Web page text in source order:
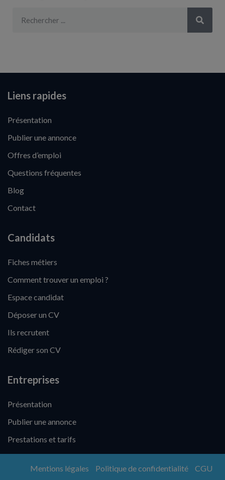
Liens rapides
Présentation
Publier une annonce
Offres d’emploi
Questions fréquentes
Blog
Contact
Candidats
Fiches métiers
Comment trouver un emploi ?
Espace candidat
Déposer un CV
Ils recrutent
Rédiger son CV
Entreprises
Présentation
Publier une annonce
Prestations et tarifs
Mentions légales Politique de confidentialité
CGU